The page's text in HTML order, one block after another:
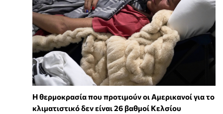
Η θερμοκρασία που προτιμούν οι Αμερικανοί για το
κλιματιστικό δεν είναι 26 βαθμοί Κελσίου